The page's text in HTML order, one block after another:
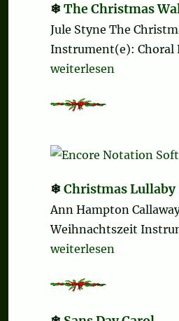
The Christmas
Jule Styne The
Instrument(e): Choral
„The Christmas Waltz
weiterlesen
Christmas Lullaby
Ann Hampton
Weihnachtszeit
„Christmas Lullaby“
weiterlesen